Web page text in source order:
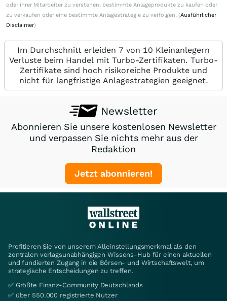
oder ihrer Mitarbeiter zu verstehen, bestimmte Anlageprodukte zu kaufen oder
zu verkaufen oder eine bestimmte Anlagestrategie zu verfolgen. (Ausführlicher
Disclaimer)
Im Durchschnitt erleiden 7 von 10 Kleinanlegern
Verluste beim Handel mit Turbo-Zertifikaten. Turbo-
Zertifikate sind hoch risikoreiche Produkte und
nicht für langfristige Anlagestrategien geeignet.
Newsletter
Abonnieren Sie unsere kostenlosen Newsletter
und verpassen Sie nichts mehr aus der
Redaktion
Jetzt abonnieren!
Profitieren Sie von unserem Alleinstellungsmerkmal als den
zentralen verlagsunabhängigen Wissens-Hub für einen aktuellen
und fundierten Zugang in die Börsen- und Wirtschaftswelt, um
strategische Entscheidungen zu treffen.
✅ Größte Finanz-Community Deutschlands
✅ über 550.000 registrierte Nutzer